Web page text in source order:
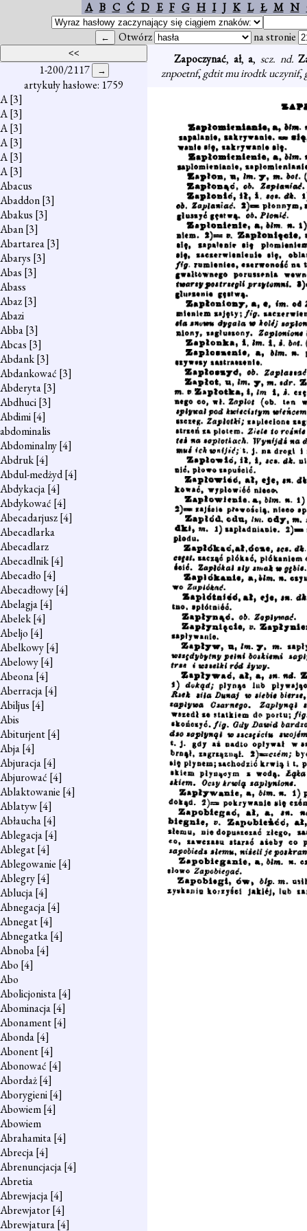
A B C Ć D E F G H I J K L Ł M N
Otwórz na stronie
1-200/2117
artykuły hasłowe: 1759
A[3]
A[3]
A[3]
A[3]
A[3]
A[3]
Abacus
Abaddon[3]
Abakus [3]
Aban[3]
Abartarea[3]
Abarys [3]
Abas [3]
Abass
Abaz[3]
Abazi
Abba[3]
Abcas [3]
Abdank[3]
Abdankować [3]
Abderyta[3]
Abdhuci[3]
Abdimi[4]
abdominalis
Abdominalny[4]
Abdruk[4]
Abdul-medżyd[4]
Abdykacja[4]
Abdykować [4]
Abecadarjusz[4]
Abecadlarka
Abecadlarz
Abecadlnik[4]
Abecadło [4]
Abecadłowy[4]
Abelagja[4]
Abelek[4]
Abeljo [4]
Abelkowy[4]
Abelowy[4]
Abeona[4]
Aberracja[4]
Abiljus [4]
Abis
Abiturjent[4]
Abja[4]
Abjuracja[4]
Abjurować [4]
Ablaktowanie [4]
Ablatyw[4]
Abłaucha[4]
Ablegacja[4]
Ablegat[4]
Ablegowanie [4]
Ablegry[4]
Ablucja[4]
Abnegacja[4]
Abnegat[4]
Abnegatka[4]
Abnoba[4]
Abo [4]
Abo
Abolicjonista[4]
Abominacja[4]
Abonament[4]
Abonda[4]
Abonent[4]
Abonować [4]
Abordaż[4]
Aborygieni[4]
Abowiem[4]
Abowiem
Abrahamita[4]
Abrecja[4]
Abrenuncjacja[4]
Abretia
Abrewjacja[4]
Abrewjator[4]
Abrewjatura[4]
Zapoczynać, ał, a, scz. nd.
znpoetnf,gdtit mu irodtk uczynif,